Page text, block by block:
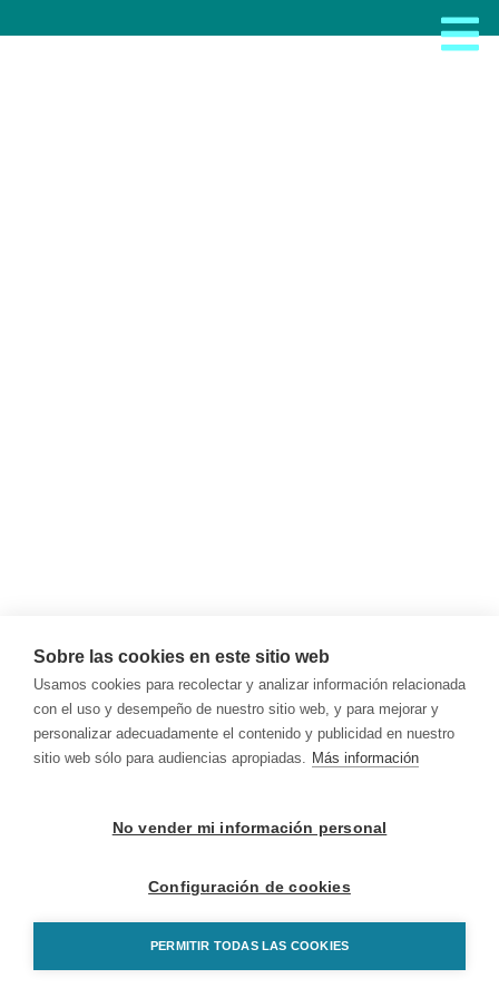
Sobre las cookies en este sitio web
Usamos cookies para recolectar y analizar información relacionada
con el uso y desempeño de nuestro sitio web, y para mejorar y
personalizar adecuadamente el contenido y publicidad en nuestro
sitio web sólo para audiencias apropiadas. Más información
No vender mi información personal
Configuración de cookies
PERMITIR TODAS LAS COOKIES